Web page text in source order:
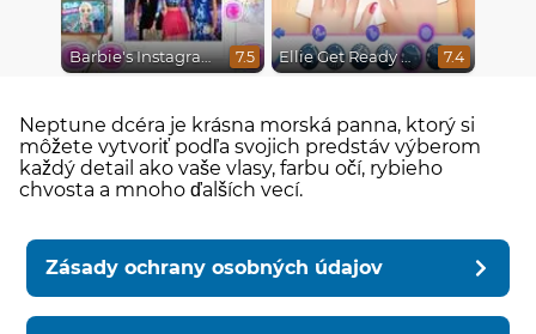
Barbie's Instagram Life 7.5 Ellie Get Ready With Me 2 7.4
Neptune dcéra je krásna morská panna, ktorý si
môžete vytvoriť podľa svojich predstáv výberom
každý detail ako vaše vlasy, farbu očí, rybieho
chvosta a mnoho ďalších vecí.
Zásady ochrany osobných údajov